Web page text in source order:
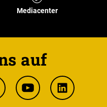
Mediacenter
auf